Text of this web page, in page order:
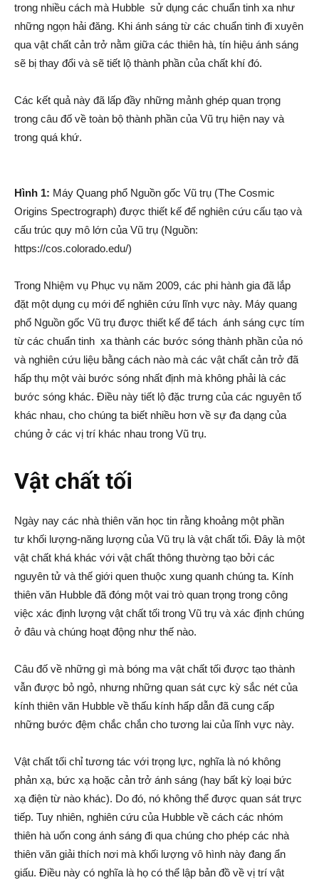
trong nhiều cách mà Hubble sử dụng các chuẩn tinh xa như
những ngọn hải đăng. Khi ánh sáng từ các chuẩn tinh đi xuyên
qua vật chất cản trở nằm giữa các thiên hà, tín hiệu ánh sáng
sẽ bị thay đổi và sẽ tiết lộ thành phần của chất khí đó.
Các kết quả này đã lấp đầy những mảnh ghép quan trọng
trong câu đố về toàn bộ thành phần của Vũ trụ hiện nay và
trong quá khứ.
Hình 1: Máy Quang phổ Nguồn gốc Vũ trụ (The Cosmic
Origins Spectrograph) được thiết kế để nghiên cứu cấu tạo và
cấu trúc quy mô lớn của Vũ trụ (Nguồn:
https://cos.colorado.edu/)
Trong Nhiệm vụ Phục vụ năm 2009, các phi hành gia đã lắp
đặt một dụng cụ mới để nghiên cứu lĩnh vực này. Máy quang
phổ Nguồn gốc Vũ trụ được thiết kế để tách ánh sáng cực tím
từ các chuẩn tinh xa thành các bước sóng thành phần của nó
và nghiên cứu liệu bằng cách nào mà các vật chất cản trở đã
hấp thụ một vài bước sóng nhất định mà không phải là các
bước sóng khác. Điều này tiết lộ đặc trưng của các nguyên tố
khác nhau, cho chúng ta biết nhiều hơn về sự đa dạng của
chúng ở các vị trí khác nhau trong Vũ trụ.
Vật chất tối
Ngày nay các nhà thiên văn học tin rằng khoảng một phần
tư khối lượng-năng lượng của Vũ trụ là vật chất tối. Đây là một
vật chất khá khác với vật chất thông thường tạo bởi các
nguyên tử và thế giới quen thuộc xung quanh chúng ta. Kính
thiên văn Hubble đã đóng một vai trò quan trọng trong công
việc xác định lượng vật chất tối trong Vũ trụ và xác định chúng
ở đâu và chúng hoạt động như thế nào.
Câu đố về những gì mà bóng ma vật chất tối được tạo thành
vẫn được bỏ ngỏ, nhưng những quan sát cực kỳ sắc nét của
kính thiên văn Hubble về thấu kính hấp dẫn đã cung cấp
những bước đệm chắc chắn cho tương lai của lĩnh vực này.
Vật chất tối chỉ tương tác với trọng lực, nghĩa là nó không
phản xạ, bức xạ hoặc cản trở ánh sáng (hay bất kỳ loại bức
xạ điện từ nào khác). Do đó, nó không thể được quan sát trực
tiếp. Tuy nhiên, nghiên cứu của Hubble về cách các nhóm
thiên hà uốn cong ánh sáng đi qua chúng cho phép các nhà
thiên văn giải thích nơi mà khối lượng vô hình này đang ẩn
giấu. Điều này có nghĩa là họ có thể lập bản đồ về vị trí vật